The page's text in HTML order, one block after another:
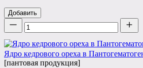
Добавить
Количество
Ядро кедрового ореха в
[пантовая продукция]